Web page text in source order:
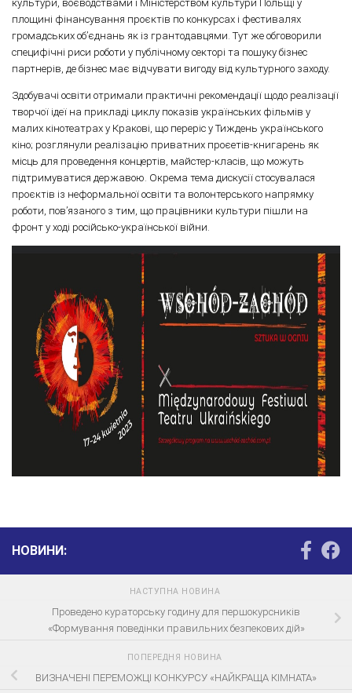
культури, воєводствами і Міністерством культури Польщі у
площині фінансування проєктів по конкурсах і фестивалях
громадських обʼєднань як із грантодавцями. Тут же обговорили
специфічні риси роботи у публічному секторі та пошуку бізнес
партнерів, де бізнес має відчувати вигоду від культурного заходу.
Здобувачі освіти отримали практичні рекомендації щодо реалізації
творчої ідеї на прикладі циклу показів українських фільмів у
малих кінотеатрах у Кракові, що переріс у Тиждень українського
кіно; розглянули реалізацію приватних проєетів-книгарень як
місць для проведення концертів, майстер-класів, що можуть
підтримуватися державою. Окрема тема дискусії стосувалася
проєктів із неформальної освіти та волонтерського напрямку
роботи, пов’язаного з тим, що працівники культури пішли на
фронт у ході російсько-української війни.
НОВИНИ:
НАСТУПНА НОВИНА
Проведено кураторську годину для першокурсників
«Формування поведінки правильних безпекових дій»
ПОПЕРЕДНЯ НОВИНА
ВИЗНАЧЕНІ ПЕРЕМОЖЦІ КОНКУРСУ «НАЙКРАЩА КІМНАТА»